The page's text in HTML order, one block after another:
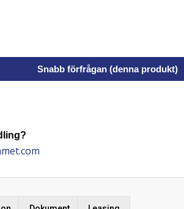
Snabb förfrågan (denna produkt)